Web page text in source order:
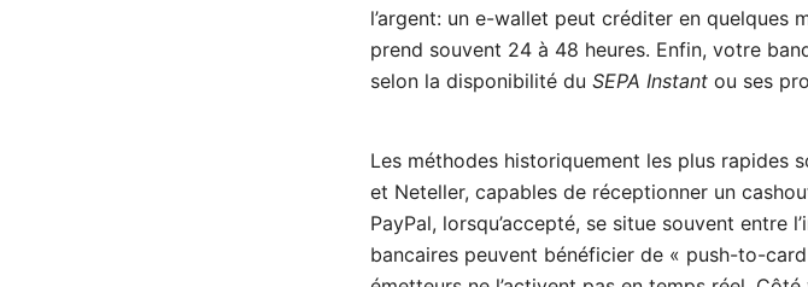
l’argent: un e-wallet peut créditer en quelques
prend souvent 24 à 48 heures. Enfin, votre
selon la disponibilité du SEPA Instant ou ses
Les méthodes historiquement les plus rapides
et Neteller, capables de réceptionner un
PayPal, lorsqu’accepté, se situe souvent entre
bancaires peuvent bénéficier de « push-to-